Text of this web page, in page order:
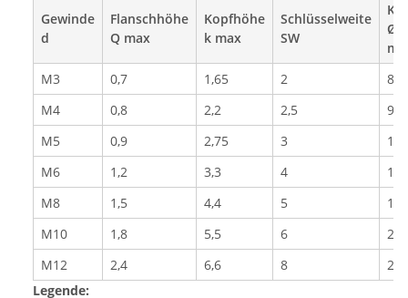
Gewinde
d
Flanschhöhe
Q max
Kopfhöhe
k max
Schlüsselweite
SW
Ø
M3
0,7 1,65 2
8,2
M4
0,8 2,2 2,5
9,4
M5
0,9 2,75 3
M6
1,2 3,3 4
M8
1,5 4,4 5
M10
1,8 5,5 6
22
M12
2,4 6,6 8
26
Legende: